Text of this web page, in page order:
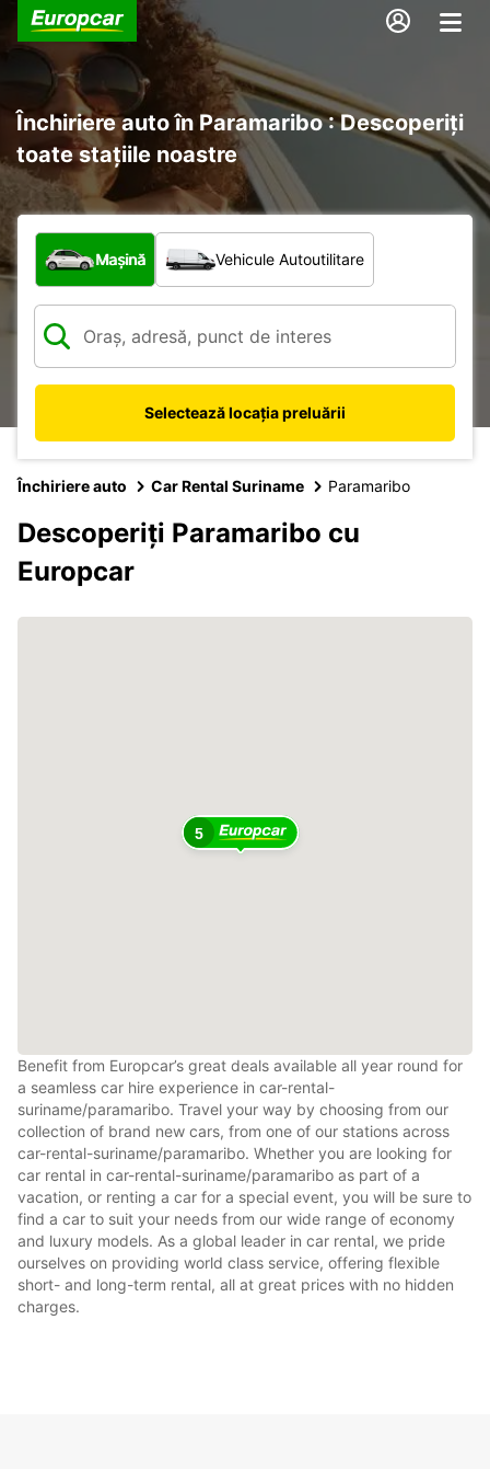
Închiriere auto în Paramaribo : Descoperiți
toate stațiile noastre
Ce tip de vehicul?
Mașină Vehicule Autoutilitare
Selectează locația preluării
Închiriere auto Car Rental Suriname Paramaribo
Descoperiți Paramaribo cu
Europcar
5
Benefit from Europcar’s great deals available all year round for
a seamless car hire experience in car-rental-
suriname/paramaribo. Travel your way by choosing from our
collection of brand new cars, from one of our stations across
car-rental-suriname/paramaribo. Whether you are looking for
car rental in car-rental-suriname/paramaribo as part of a
vacation, or renting a car for a special event, you will be sure to
find a car to suit your needs from our wide range of economy
and luxury models. As a global leader in car rental, we pride
ourselves on providing world class service, offering flexible
short- and long-term rental, all at great prices with no hidden
charges.